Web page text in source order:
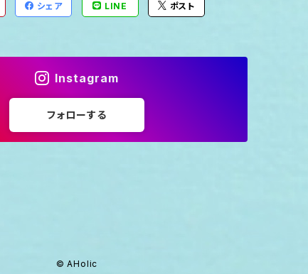
シェア LINE ポスト
Instagram
フォローする
© AHolic